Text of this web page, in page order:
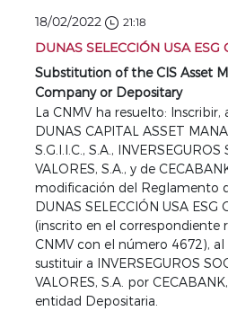
18/02/2022 21:18
DUNAS SELECCIÓN USA ESG
Substitution of the CIS Asset
Company or Depositary
La CNMV ha resuelto: Inscribir,
DUNAS CAPITAL ASSET
S.G.I.I.C., S.A.,
VALORES, S.A., y de
modificación del Reglamento
DUNAS SELECCIÓN USA ESG
(inscrito en el correspondiente
CNMV con el número 4672),
sustituir a INVERSEGUROS
VALORES, S.A. por
entidad Depositaria.